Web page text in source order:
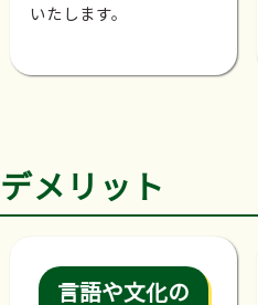
いたします。
デメリット
言語や文化の